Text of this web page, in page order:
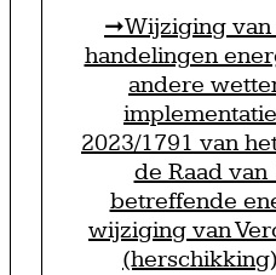
Wijziging van
handelingen
andere
2023/1791 van
de Raad
betreffende
wijziging van